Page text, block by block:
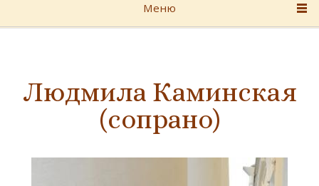
Меню
Людмила Каминская
(сопрано)